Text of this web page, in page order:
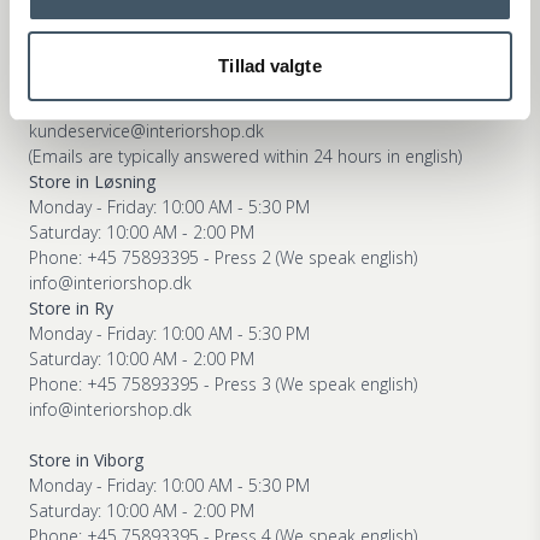
Tillad valgte
Customer Service
Webshop Customer Service
Monday - Friday: 11:00 AM - 3:00 PM
Phone: +45 75893395 - Press 1 (We speak english)
kundeservice@interiorshop.dk
(Emails are typically answered within 24 hours in english)
Store in Løsning
Monday - Friday: 10:00 AM - 5:30 PM
Saturday: 10:00 AM - 2:00 PM
Phone: +45 75893395 - Press 2 (We speak english)
info@interiorshop.dk
Store in Ry
Monday - Friday: 10:00 AM - 5:30 PM
Saturday: 10:00 AM - 2:00 PM
Phone: +45 75893395 - Press 3 (We speak english)
info@interiorshop.dk
Store in Viborg
Monday - Friday: 10:00 AM - 5:30 PM
Saturday: 10:00 AM - 2:00 PM